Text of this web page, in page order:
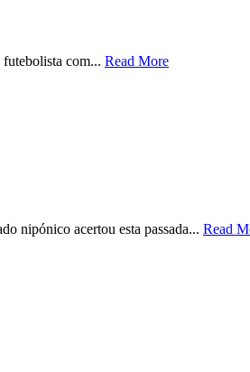
com... Read More
nipónico acertou esta passada... Read